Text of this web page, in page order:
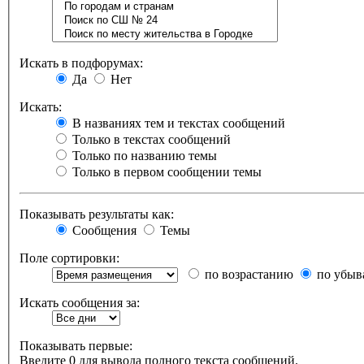
Искать в подфорумах:
Да
Нет
Искать:
В названиях тем и текстах сообщений
Только в текстах сообщений
Только по названию темы
Только в первом сообщении темы
Показывать результаты как:
Сообщения
Темы
Поле сортировки:
по возрастанию
по
Искать сообщения за:
Показывать первые:
Введите 0 для вывода полного текста сообщений.